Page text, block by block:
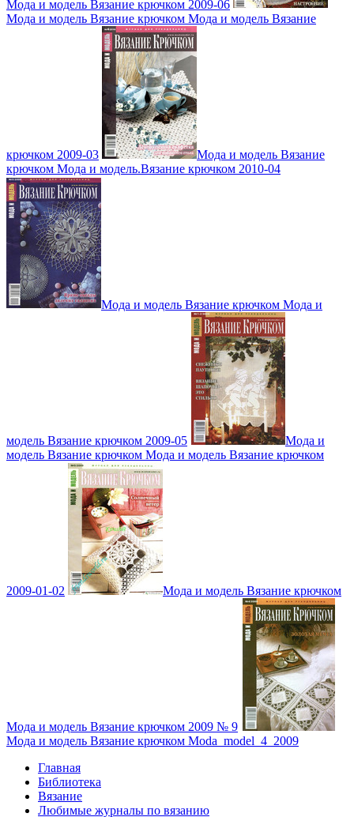
Мода и модель Вязание крючком 2009-06
Мода и модель Вязание крючком Мода и модель Вязание
крючком 2009-03
Мода и модель Вязание
крючком Мода и модель.Вязание крючком 2010-04
Мода и модель Вязание крючком Мода и
модель Вязание крючком 2009-05
Мода и
модель Вязание крючком Мода и модель Вязание крючком
2009-01-02 Мода и модель Вязание крючком
Мода и модель Вязание крючком 2009 № 9
Мода и модель Вязание крючком Moda_model_4_2009
Главная
Библиотека
Вязание
Любимые журналы по вязанию